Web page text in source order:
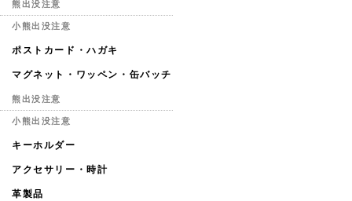
熊出没注意
小熊出没注意
ポストカード・ハガキ
マグネット・ワッペン・缶バッチ
熊出没注意
小熊出没注意
キーホルダー
アクセサリー・時計
革製品